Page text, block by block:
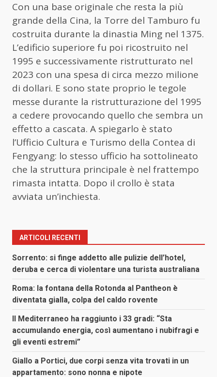
Con una base originale che resta la più
grande della Cina, la Torre del Tamburo fu
costruita durante la dinastia Ming nel 1375.
L’edificio superiore fu poi ricostruito nel
1995 e successivamente ristrutturato nel
2023 con una spesa di circa mezzo milione
di dollari. E sono state proprio le tegole
messe durante la ristrutturazione del 1995
a cedere provocando quello che sembra un
effetto a cascata. A spiegarlo è stato
l’Ufficio Cultura e Turismo della Contea di
Fengyang: lo stesso ufficio ha sottolineato
che la struttura principale è nel frattempo
rimasta intatta. Dopo il crollo è stata
avviata un’inchiesta.
ARTICOLI RECENTI
Sorrento: si finge addetto alle pulizie dell’hotel,
deruba e cerca di violentare una turista australiana
Roma: la fontana della Rotonda al Pantheon è
diventata gialla, colpa del caldo rovente
Il Mediterraneo ha raggiunto i 33 gradi: “Sta
accumulando energia, così aumentano i nubifragi e
gli eventi estremi”
Giallo a Portici, due corpi senza vita trovati in un
appartamento: sono nonna e nipote